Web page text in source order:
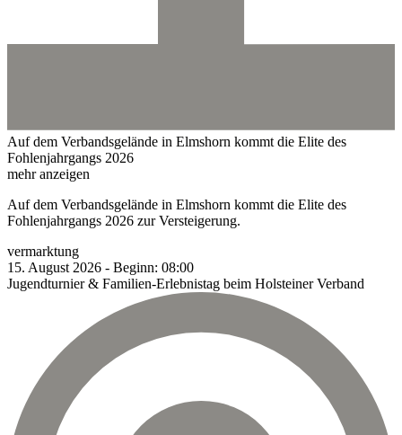
Auf dem Verbandsgelände in Elmshorn kommt die Elite des
Fohlenjahrgangs 2026
mehr anzeigen
Auf dem Verbandsgelände in Elmshorn kommt die Elite des
Fohlenjahrgangs 2026 zur Versteigerung.
vermarktung
15. August 2026 - Beginn: 08:00
Jugendturnier & Familien-Erlebnistag beim Holsteiner Verband